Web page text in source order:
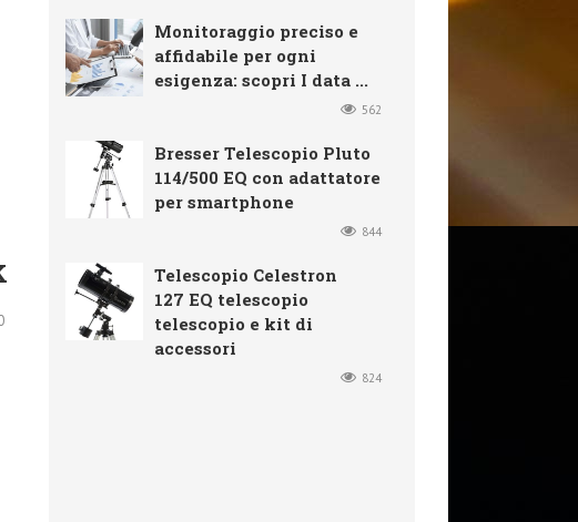
Monitoraggio preciso e
affidabile per ogni
esigenza: scopri I data ...
562
Bresser Telescopio Pluto
114/500 EQ con adattatore
per smartphone
844
Telescopio Celestron
127 EQ telescopio
telescopio e kit di
accessori
824